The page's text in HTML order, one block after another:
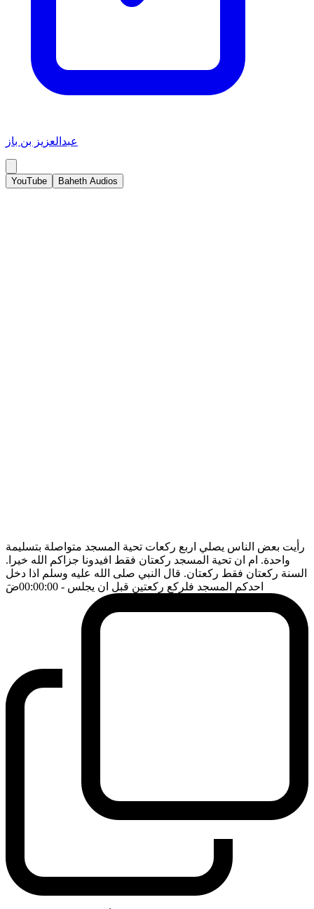
عبدالعزيز بن باز
YouTube Baheth Audios
رأيت بعض الناس يصلي اربع ركعات تحية المسجد متواصلة بتسليمة
واحدة. ام ان تحية المسجد ركعتان فقط افيدونا جزاكم الله خيرا.
السنة ركعتان فقط ركعتان. قال النبي صلى الله عليه وسلم اذا دخل
احدكم المسجد فلركع ركعتين قبل ان يجلس - 00:00:00 ضَ